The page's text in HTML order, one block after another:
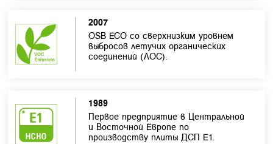
2007
OSB ECO со сверхнизким уровнем
выбросов летучих органических
соединений (ЛОС).
1989
Первое предприятие в Центральной
и Восточной Европе по
производству плиты ДСП Е1.